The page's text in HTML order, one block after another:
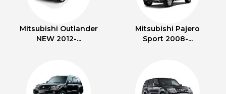
Mitsubishi Outlander
NEW 2012-...
Mitsubishi Pajero
Sport 2008-...